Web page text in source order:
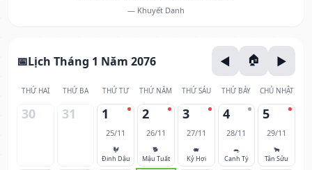
— Khuyết Danh
Lịch Tháng 1 Năm 2076
THỨ HAI THỨ BA THỨ TƯ THỨ NĂM THỨ SÁU THỨ BẢY CHỦ NHẬT
30 31 1
25/11
🐓
Đinh Dậu
2
26/11
🐕
Mậu Tuất
3
27/11
🐖
Kỷ Hợi
4
28/11
🐀
Canh Tý
5
29/11
🐂
Tân Sửu